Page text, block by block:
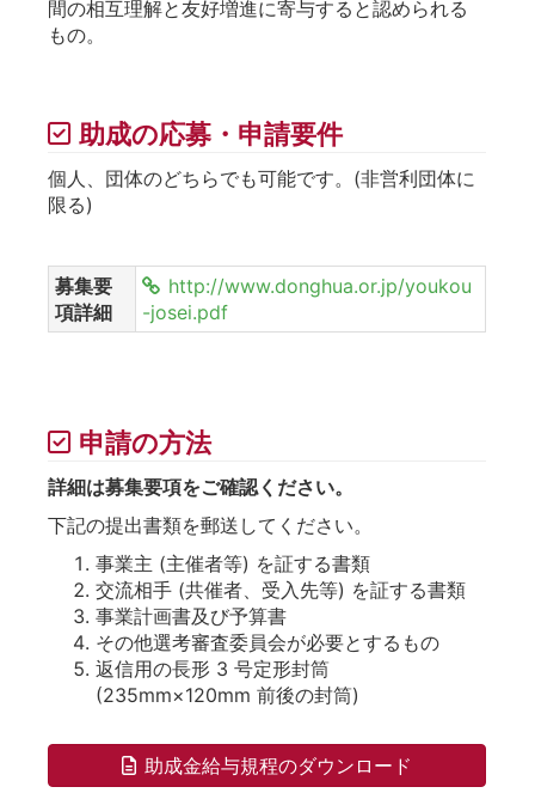
間の相互理解と友好増進に寄与すると認められる
もの。
助成の応募・申請要件
個人、団体のどちらでも可能です。(非営利団体に
限る)
募集要
項詳細
http://www.donghua.or.jp/youkou
-josei.pdf
申請の方法
詳細は募集要項をご確認ください。
下記の提出書類を郵送してください。
事業主 (主催者等) を証する書類
交流相手 (共催者、受入先等) を証する書類
事業計画書及び予算書
その他選考審査委員会が必要とするもの
返信用の長形 3 号定形封筒
(235mm×120mm 前後の封筒)
助成金給与規程のダウンロード